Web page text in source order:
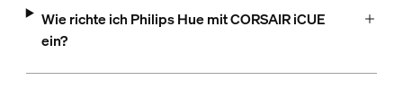
Wie richte ich Philips Hue mit CORSAIR iCUE
ein?